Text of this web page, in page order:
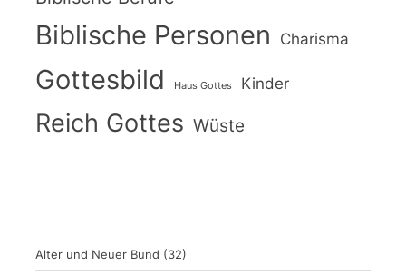
Biblische Personen Charisma
Gottesbild Haus Gottes Kinder
Reich Gottes Wüste
Alter und Neuer Bund (32)